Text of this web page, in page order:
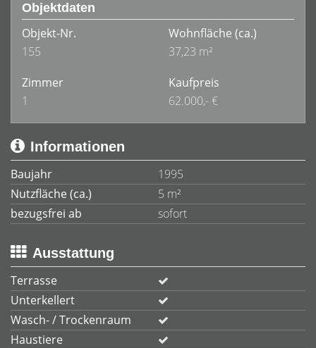
Objektdaten
Objekt-Nr.
155
Wohnfläche (ca.)
37,23 m²
Zimmer
1
Kaufpreis
62.000,- €
Informationen
Baujahr
1995
Nutzfläche (ca.)
5 m²
bezugsfrei ab
sofort
Ausstattung
Terrasse
Unterkellert
Wasch- / Trockenraum
Haustiere